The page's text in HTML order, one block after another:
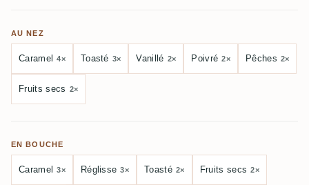
AU NEZ
Caramel 4× Toasté 3× Vanillé 2× Poivré 2× Pêches 2×
Fruits secs 2×
EN BOUCHE
Caramel 3× Réglisse 3× Toasté 2× Fruits secs 2×